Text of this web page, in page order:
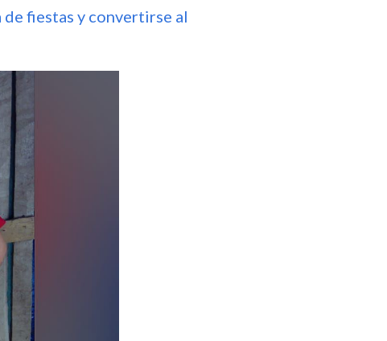
fiestas y convertirse al